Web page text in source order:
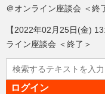
＠オンライン座談会 ＜終
【2022年02月25日(金)
ライン座談会 ＜終了＞
ログイン